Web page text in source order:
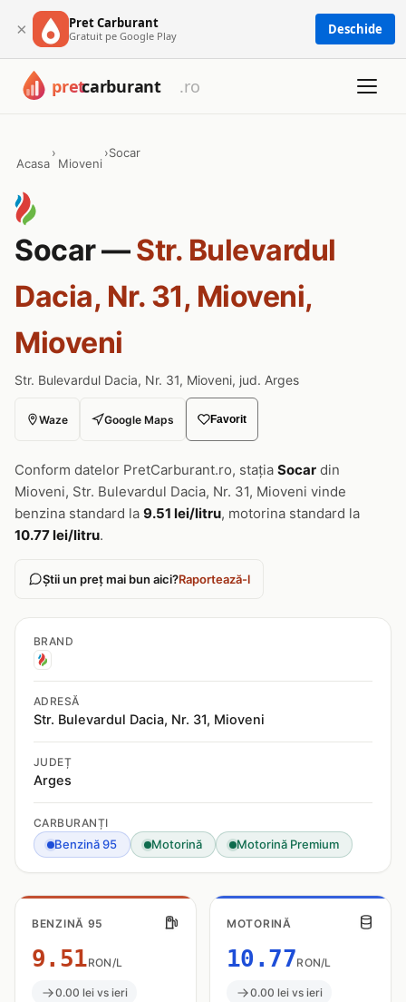
× Pret Carburant
Gratuit pe Google Play Deschide
Acasa
›
Mioveni
›Socar
Socar —Str. Bulevardul
Dacia, Nr. 31, Mioveni,
Mioveni
Str. Bulevardul Dacia, Nr. 31, Mioveni, jud. Arges
Waze Google Maps Favorit
Conform datelor PretCarburant.ro, stația Socar din
Mioveni, Str. Bulevardul Dacia, Nr. 31, Mioveni vinde
benzina standard la 9.51 lei/litru, motorina standard la
10.77 lei/litru.
Știi un preț mai bun aici?Raportează-l
BRAND
ADRESĂ
Str. Bulevardul Dacia, Nr. 31, Mioveni
JUDEȚ
Arges
CARBURANȚI
Benzină 95 Motorină Motorină Premium
BENZINĂ 95
9.51RON/L
0.00 lei vs ieri
MOTORINĂ
10.77RON/L
0.00 lei vs ieri